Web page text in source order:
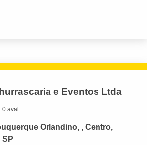
e Eventos Ltda
0 aval.
Orlandino, , Centro,
SP